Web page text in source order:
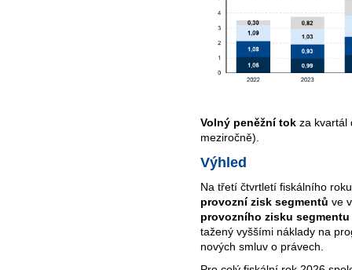
Volný peněžní tok za kvartál
meziročně).
Výhled
Na třetí čtvrtletí fiskálního
provozní zisk segmentů ve
provozního zisku
tažený vyššími náklady na
nových smluv o právech.